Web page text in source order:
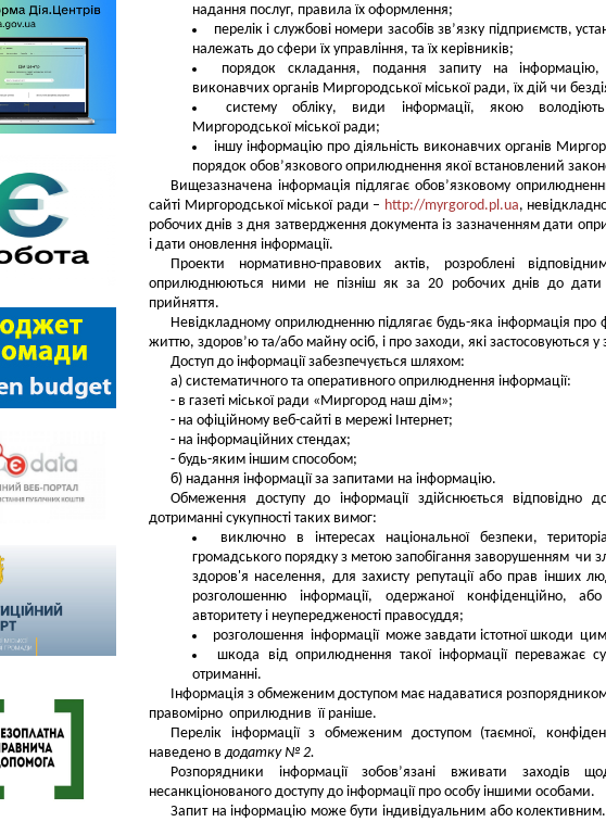
надання послуг, правила їх оформлення;
перелік і службові номери засобів зв’язку підприємств,
належать до сфери їх управління, та їх керівників;
порядок складання, подання запиту на
виконавчих органів Миргородської міської ради, їх дій чи
систему обліку, види інформації, якою
Миргородської міської ради;
іншу інформацію про діяльність виконавчих органів
порядок обов’язкового оприлюднення якої встановлений
Вищезазначена інформація підлягає обов’язковому
сайті Миргородської міської ради – http://myrgorod.pl.ua,
робочих днів з дня затвердження документа із зазначенням дати
і дати оновлення інформації.
Проекти нормативно-правових актів, розроблені
оприлюднюються ними не пізніш як за 20 робочих днів до дати
прийняття.
Невідкладному оприлюдненню підлягає будь-яка інформація
життю, здоров’ю та/або майну осіб, і про заходи, які застосовуються у
Доступ до інформації забезпечується шляхом:
а) систематичного та оперативного оприлюднення інформації:
- в газеті міської ради «Миргород наш дім»;
- на офіційному веб-сайті в мережі Інтернет;
- на інформаційних стендах;
- будь-яким іншим способом;
б) надання інформації за запитами на інформацію.
Обмеження доступу до інформації здійснюється відповідно
дотриманні сукупності таких вимог:
виключно в інтересах національної безпеки,
громадського порядку з метою запобігання заворушенням чи
здоров'я населення, для захисту репутації або прав інших
розголошенню інформації, одержаної конфіденційно,
авторитету і неупередженості правосуддя;
розголошення інформації може завдати істотної шкоди
шкода від оприлюднення такої інформації переважає
отриманні.
Інформація з обмеженим доступом має надаватися розпорядником
правомірно оприлюднив її раніше.
Перелік інформації з обмеженим доступом (таємної,
наведено в додатку № 2.
Розпорядники інформації зобов’язані вживати заходів
несанкціонованого доступу до інформації про особу іншими особами.
Запит на інформацію може бути індивідуальним або